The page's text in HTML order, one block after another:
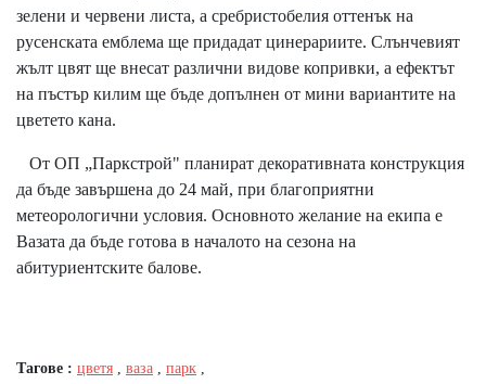
зелени и червени листа, а сребристобелия оттенък на
русенската емблема ще придадат цинерариите. Слънчевият
жълт цвят ще внесат различни видове копривки, а ефектът
на пъстър килим ще бъде допълнен от мини вариантите на
цветето кана.
От ОП „Паркстрой" планират декоративната конструкция
да бъде завършена до 24 май, при благоприятни
метеорологични условия. Основното желание на екипа е
Вазата да бъде готова в началото на сезона на
абитуриентските балове.
Тагове : цветя ваза парк